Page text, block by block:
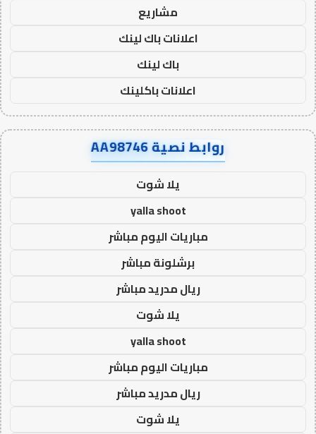
مشاريع
اعلانات باك لينك
باك لينك
اعلانات باكلينك
روابط نصية AA98746
يلا شوت
yalla shoot
مباريات اليوم مباشر
برشلونة مباشر
ريال مدريد مباشر
يلا شوت
yalla shoot
مباريات اليوم مباشر
ريال مدريد مباشر
يلا شوت